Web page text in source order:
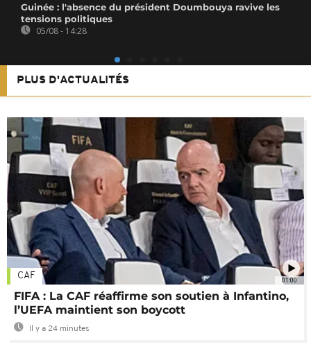
Guinée : l'absence du président Doumbouya ravive les
tensions politiques
05/08 - 14:28
PLUS D'ACTUALITÉS
01:00
CAF
FIFA : La CAF réaffirme son soutien à Infantino,
l’UEFA maintient son boycott
Il y a 24 minutes